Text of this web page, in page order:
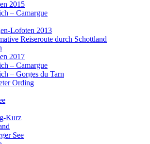
2015
– Camargue
Lofoten 2013
Reiseroute durch Schottland
2017
– Camargue
– Gorges du Tarn
Ording
Kurz
See